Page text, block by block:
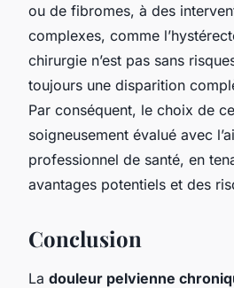
ou de fibromes, à des
complexes, comme
chirurgie n’est pas sans
toujours une disparition
Par conséquent, le choix de
soigneusement évalué avec
professionnel de santé, en
avantages potentiels et des
Conclusion
La douleur pelvienne